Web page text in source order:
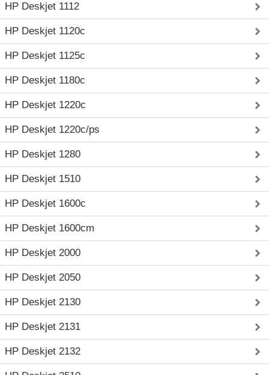
HP Deskjet 1112
HP Deskjet 1120c
HP Deskjet 1125c
HP Deskjet 1180c
HP Deskjet 1220c
HP Deskjet 1220c/ps
HP Deskjet 1280
HP Deskjet 1510
HP Deskjet 1600c
HP Deskjet 1600cm
HP Deskjet 2000
HP Deskjet 2050
HP Deskjet 2130
HP Deskjet 2131
HP Deskjet 2132